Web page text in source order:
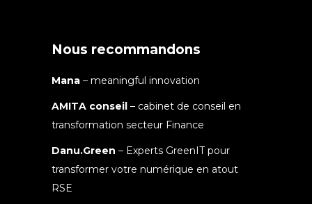
Nous recommandons
Mana – meaningful innovation
AMITA conseil – cabinet de conseil en
transformation secteur Finance
Danu.Green – Experts GreenIT pour
transformer votre numérique en atout
RSE